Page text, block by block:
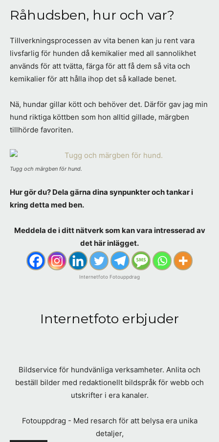
Råhudsben, hur och var?
Tillverkningsprocessen av vita benen kan ju rent vara
livsfarlig för hunden då kemikalier med all sannolikhet
används för att tvätta, färga för att få dem så vita och
kemikalier för att hålla ihop det så kallade benet.
Nä, hundar gillar kött och behöver det. Därför gav jag min
hund riktiga köttben som hon alltid gillade, märgben
tillhörde favoriten.
Tugg och märgben för hund.
Hur gör du? Dela gärna dina synpunkter och tankar i
kring detta med ben.
Meddela de i ditt nätverk som kan vara intresserad av
det här inlägget.
Internetfoto Fotouppdrag
Internetfoto erbjuder
Bildservice för hundvänliga verksamheter. Anlita och
beställ bilder med redaktionellt bildspråk för webb och
utskrifter i era kanaler.
Fotouppdrag - Med resarch för att belysa era unika
detaljer,